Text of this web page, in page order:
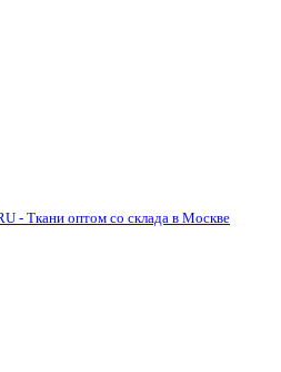
- Ткани оптом со склада в Москве